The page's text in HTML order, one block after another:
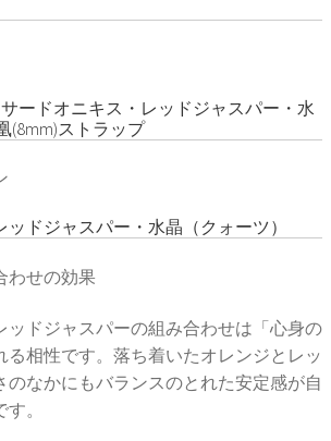
ードオニキス・レッドジャスパー・水
(8mm)ストラップ
ドジャスパー・水晶（クォーツ）
わせの効果
ッドジャスパーの組み合わせは「心身の
る相性です。落ち着いたオレンジとレッ
のなかにもバランスのとれた安定感が自
。